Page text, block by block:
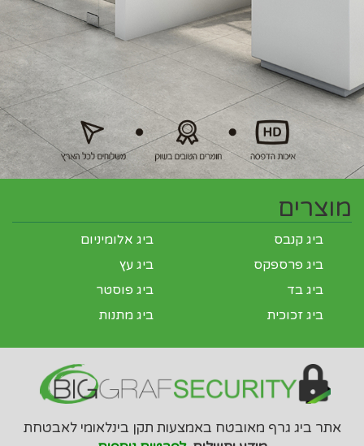
מוצרים
ביג קנבס
ביג אלומיניום
ביג פרספקס
ביג עץ
ביג בד
ביג פוסטר
ביג זכוכית
ביג מתנות
אתר ביג גרף מאובטח באמצעות תקן בינלאומי לאבטחת